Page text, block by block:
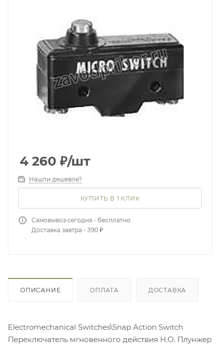
4 260 ₽/шт
Нашли дешевле?
КУПИТЬ В 1 КЛИК
Самовывоз сегодня - бесплатно
Доставка завтра - 390 ₽
ОПИСАНИЕ ОПЛАТА ДОСТАВКА
Electromechanical Switches\Snap Action Switch
Переключатель мгновенного действия Н.О. Плунжер